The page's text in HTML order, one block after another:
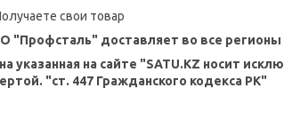
свои товар
"Профсталь" доставляет во все регионы
указанная на сайте "SATU.KZ носит
"ст. 447 Гражданского кодекса РК"